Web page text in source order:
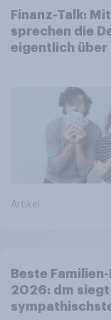
Finanz-Talk:
sprechen die
eigentlich über
Artikel
Beste
2026: dm siegt